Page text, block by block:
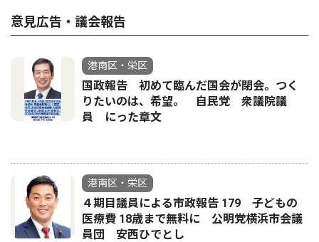
意見広告・議会報告
港南区・栄区
国政報告 初めて臨んだ国会が閉会。つく
りたいのは、希望。 自民党 衆議院議
員 にった章文
港南区・栄区
４期目議員による市政報告 179 子どもの
医療費 18歳まで無料に 公明党横浜市会議
員団 安西ひでとし